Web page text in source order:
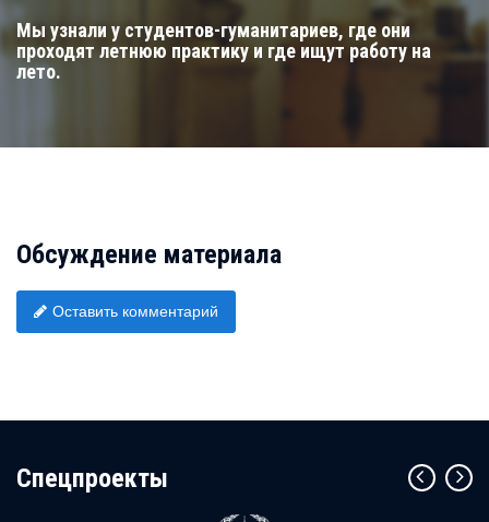
Мы узнали у студентов-гуманитариев, где они
проходят летнюю практику и где ищут работу на
лето.
Обсуждение материала
Оставить комментарий
Cпецпроекты